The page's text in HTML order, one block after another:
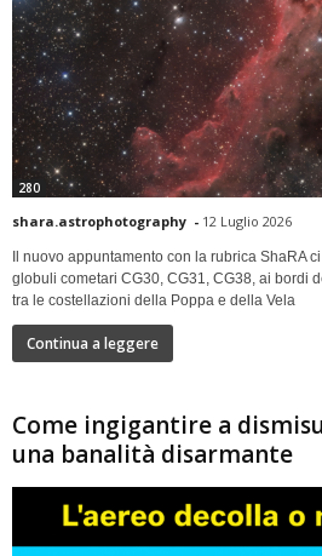
280
shara.astrophotography - 12 Luglio 2026
Il nuovo appuntamento con la rubrica ShaRA
globuli cometari CG30, CG31, CG38, ai bordi
tra le costellazioni della Poppa e della Vela
Continua a leggere
Come ingigantire a
una banalità disarmante